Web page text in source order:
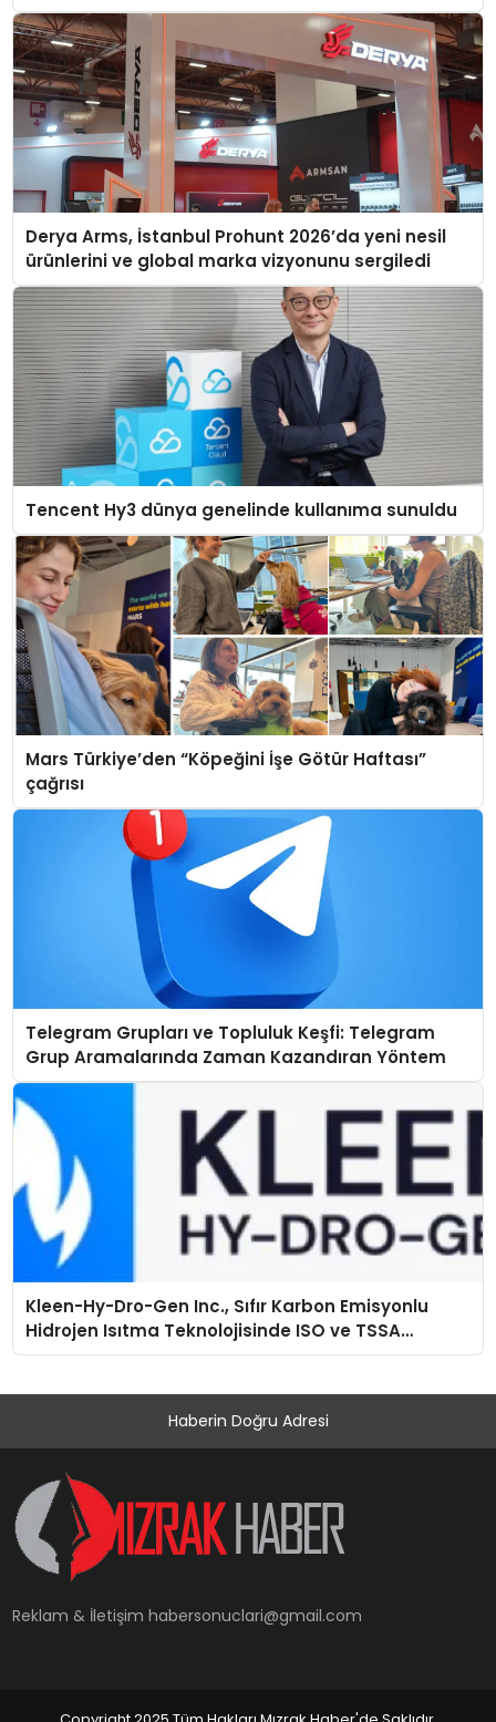
Derya Arms, İstanbul Prohunt 2026’da yeni nesil
ürünlerini ve global marka vizyonunu sergiledi
Tencent Hy3 dünya genelinde kullanıma sunuldu
Mars Türkiye’den “Köpeğini İşe Götür Haftası”
çağrısı
Telegram Grupları ve Topluluk Keşfi: Telegram
Grup Aramalarında Zaman Kazandıran Yöntem
Kleen-Hy-Dro-Gen Inc., Sıfır Karbon Emisyonlu
Hidrojen Isıtma Teknolojisinde ISO ve TSSA
Düzenleyici Onaylarını Aldı
Haberin Doğru Adresi
Reklam & İletişimhabersonuclari@gmail.com